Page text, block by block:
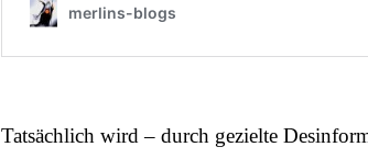
Tatsächlich wird – durch gezielte